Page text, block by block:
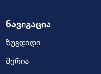
ნავიგაცია
ზუგდიდი
მერია